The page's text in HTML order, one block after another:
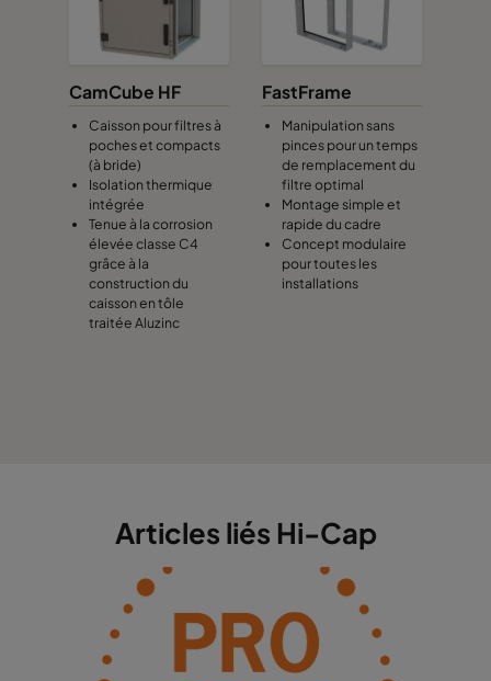
CamCube HF
Caisson pour filtres à
poches et compacts
(à bride)
Isolation thermique
intégrée
Tenue à la corrosion
élevée classe C4
grâce à la
construction du
caisson en tôle
traitée Aluzinc
FastFrame
Manipulation sans
pinces pour un temps
de remplacement du
filtre optimal
Montage simple et
rapide du cadre
Concept modulaire
pour toutes les
installations
Articles liés Hi-Cap